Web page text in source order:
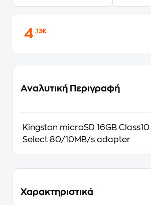
4,13€
Αναλυτική Περιγραφή
Kingston microSD 16GB
Select 80/10MB/s adapter
Χαρακτηριστικά